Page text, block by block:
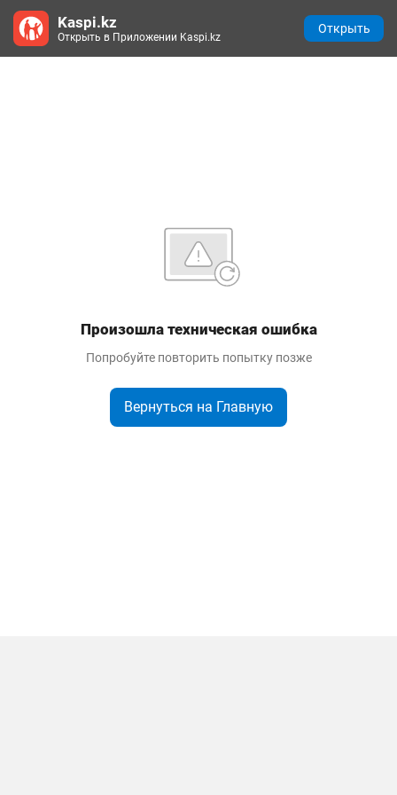
Произошла техническая ошибка
Попробуйте повторить попытку позже
Вернуться на Главную
Kaspi.kz
Открыть в Приложении Kaspi.kz
Открыть